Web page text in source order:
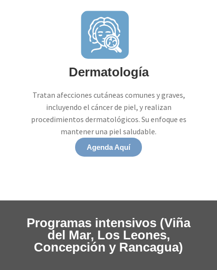
Dermatología
Tratan afecciones cutáneas comunes y graves,
incluyendo el cáncer de piel, y realizan
procedimientos dermatológicos. Su enfoque es
mantener una piel saludable.
Agenda Aquí
Programas intensivos (Viña
del Mar, Los Leones,
Concepción y Rancagua)